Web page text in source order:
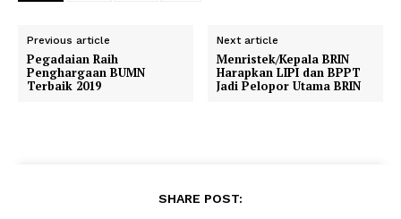
Previous article
Pegadaian Raih
Penghargaan BUMN
Terbaik 2019
Next article
Menristek/Kepala BRIN
Harapkan LIPI dan BPPT
Jadi Pelopor Utama BRIN
SHARE POST: